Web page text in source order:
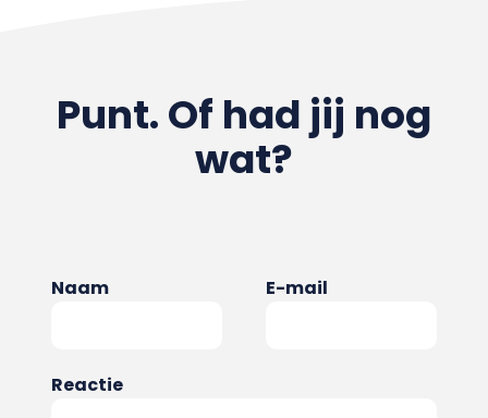
Punt. Of had jij nog
wat?
Naam E-mail
Reactie